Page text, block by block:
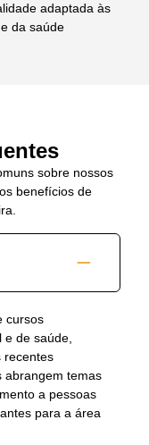
adaptada às
da saúde
sobre nossos
benefícios de
cursos
de saúde,
recentes
abrangem temas
a pessoas
para a área